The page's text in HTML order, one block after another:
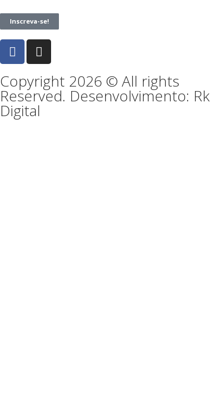
Inscreva-se!
Copyright 2026 © All rights
Reserved. Desenvolvimento: Rk
Digital